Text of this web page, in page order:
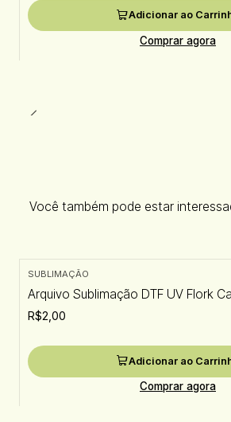
Adicionar ao
Comprar agora
Você também pode estar
SUBLIMAÇÃO
Arquivo Sublimação DTF UV Flork
R$2,00
Adicionar ao
Comprar agora